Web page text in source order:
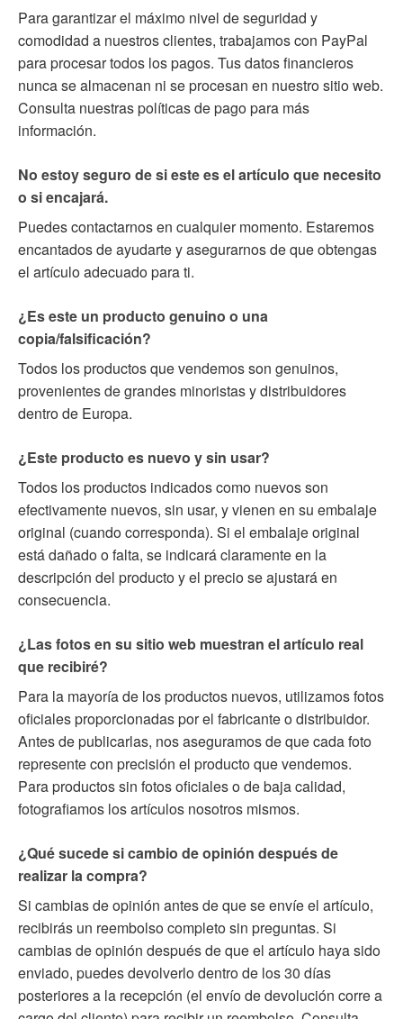
Para garantizar el máximo nivel de seguridad y
comodidad a nuestros clientes, trabajamos con PayPal
para procesar todos los pagos. Tus datos financieros
nunca se almacenan ni se procesan en nuestro sitio web.
Consulta nuestras políticas de pago para más
información.
No estoy seguro de si este es el artículo que necesito
o si encajará.
Puedes contactarnos en cualquier momento. Estaremos
encantados de ayudarte y asegurarnos de que obtengas
el artículo adecuado para ti.
¿Es este un producto genuino o una
copia/falsificación?
Todos los productos que vendemos son genuinos,
provenientes de grandes minoristas y distribuidores
dentro de Europa.
¿Este producto es nuevo y sin usar?
Todos los productos indicados como nuevos son
efectivamente nuevos, sin usar, y vienen en su embalaje
original (cuando corresponda). Si el embalaje original
está dañado o falta, se indicará claramente en la
descripción del producto y el precio se ajustará en
consecuencia.
¿Las fotos en su sitio web muestran el artículo real
que recibiré?
Para la mayoría de los productos nuevos, utilizamos fotos
oficiales proporcionadas por el fabricante o distribuidor.
Antes de publicarlas, nos aseguramos de que cada foto
represente con precisión el producto que vendemos.
Para productos sin fotos oficiales o de baja calidad,
fotografiamos los artículos nosotros mismos.
¿Qué sucede si cambio de opinión después de
realizar la compra?
Si cambias de opinión antes de que se envíe el artículo,
recibirás un reembolso completo sin preguntas. Si
cambias de opinión después de que el artículo haya sido
enviado, puedes devolverlo dentro de los 30 días
posteriores a la recepción (el envío de devolución corre a